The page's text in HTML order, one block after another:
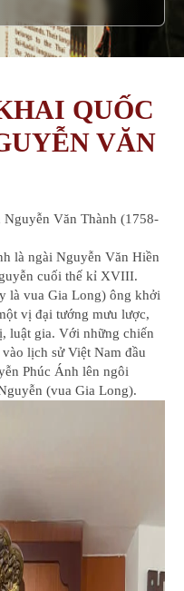
QUỐC
VĂN
Văn Thành (1758-
là ngài Nguyễn Văn Hiền
cuối thế kỉ XVIII.
là vua Gia Long) ông khởi
vị đại tướng mưu lược,
luật gia. Với những chiến
lịch sử Việt Nam đầu
Phúc Ánh lên ngôi
(vua Gia Long).